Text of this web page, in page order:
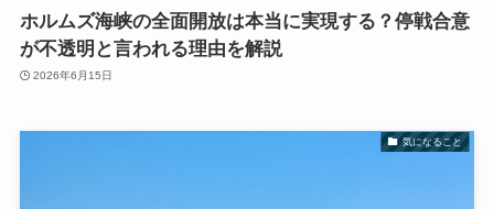
ホルムズ海峡の全面開放は本当に実現する？停戦合意
が不透明と言われる理由を解説
2026年6月15日
気になること